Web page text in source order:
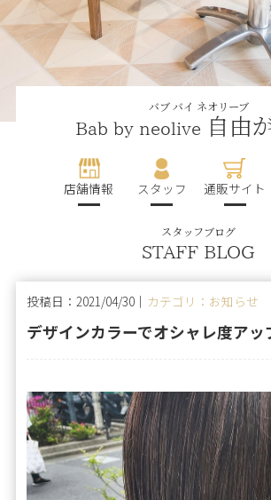
バブ バイ ネオリーブ
Bab by neolive 自由
店舗情報 スタッフ 通販サイト
スタッフブログ
STAFF BLOG
投稿日：2021/04/30｜ カテゴリ：お知らせ
デザインカラーでオシャレ度アッ